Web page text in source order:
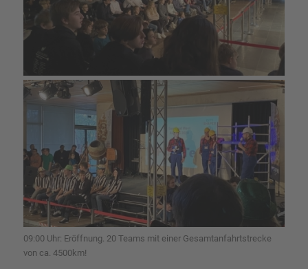
09:00 Uhr: Eröffnung. 20 Teams mit einer Gesamtanfahrtstrecke
von ca. 4500km!